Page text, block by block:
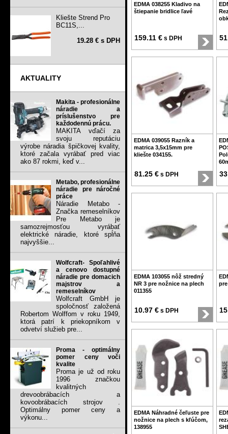
Kliešte Strend Pro
BC11S,...
19.28 € s DPH
AKTUALITY
Makita - profesionálne
náradie a
príslušenstvo pre
každodennú prácu.
MAKITA vďačí za
svoju reputáciu
výrobe náradia špičkovej kvality,
ktoré začala vyrábať pred viac
ako 87 rokmi, keď v...
Metabo, profesionálne
náradie pre náročné
práce
Náradie Metabo -
Značka remeselníkov
Pre Metabo je
samozrejmosťou vyrábať
elektrické náradie, ktoré spĺňa
najvyššie...
Wolfcraft- Spoľahlivé
a cenovo dostupné
náradie pre domacich
majstrov a
remeselníkov
Wolfcraft GmbH je
spoločnosť založená
Robertom Wolffom v roku 1949,
ktorá patrí k priekopníkom v
odvetví služieb pre...
Proma - optimálny
pomer ceny voči
kvalite
Proma je už od roku
1996 značkou
kvalitných
drevoobrábacích a
kovoobrábacích strojov .
Optimálny pomer ceny a
výkonu...
EDMA 038255 Kladivo na
štiepanie bridlice ľavé
159.11 € s DPH
EDMA 039055 Razník a
matrica 3,5x15mm pre
kliešte 034155.
81.25 € s DPH
EDMA 103055 nôž stredný
NR 3 pre nožnice na plech
011355
10.97 € s DPH
EDMA Náhradné čeľuste pre
nožnice na plech s kľúčom,
138955